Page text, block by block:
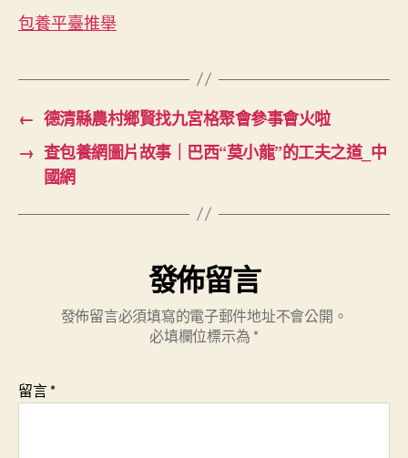
包養平臺推舉
← 德清縣農村鄉賢找九宮格聚會參事會火啦
→ 查包養網圖片故事｜巴西“莫小龍”的工夫之道_中
國網
發佈留言
發佈留言必須填寫的電子郵件地址不會公開。
必填欄位標示為 *
留言*